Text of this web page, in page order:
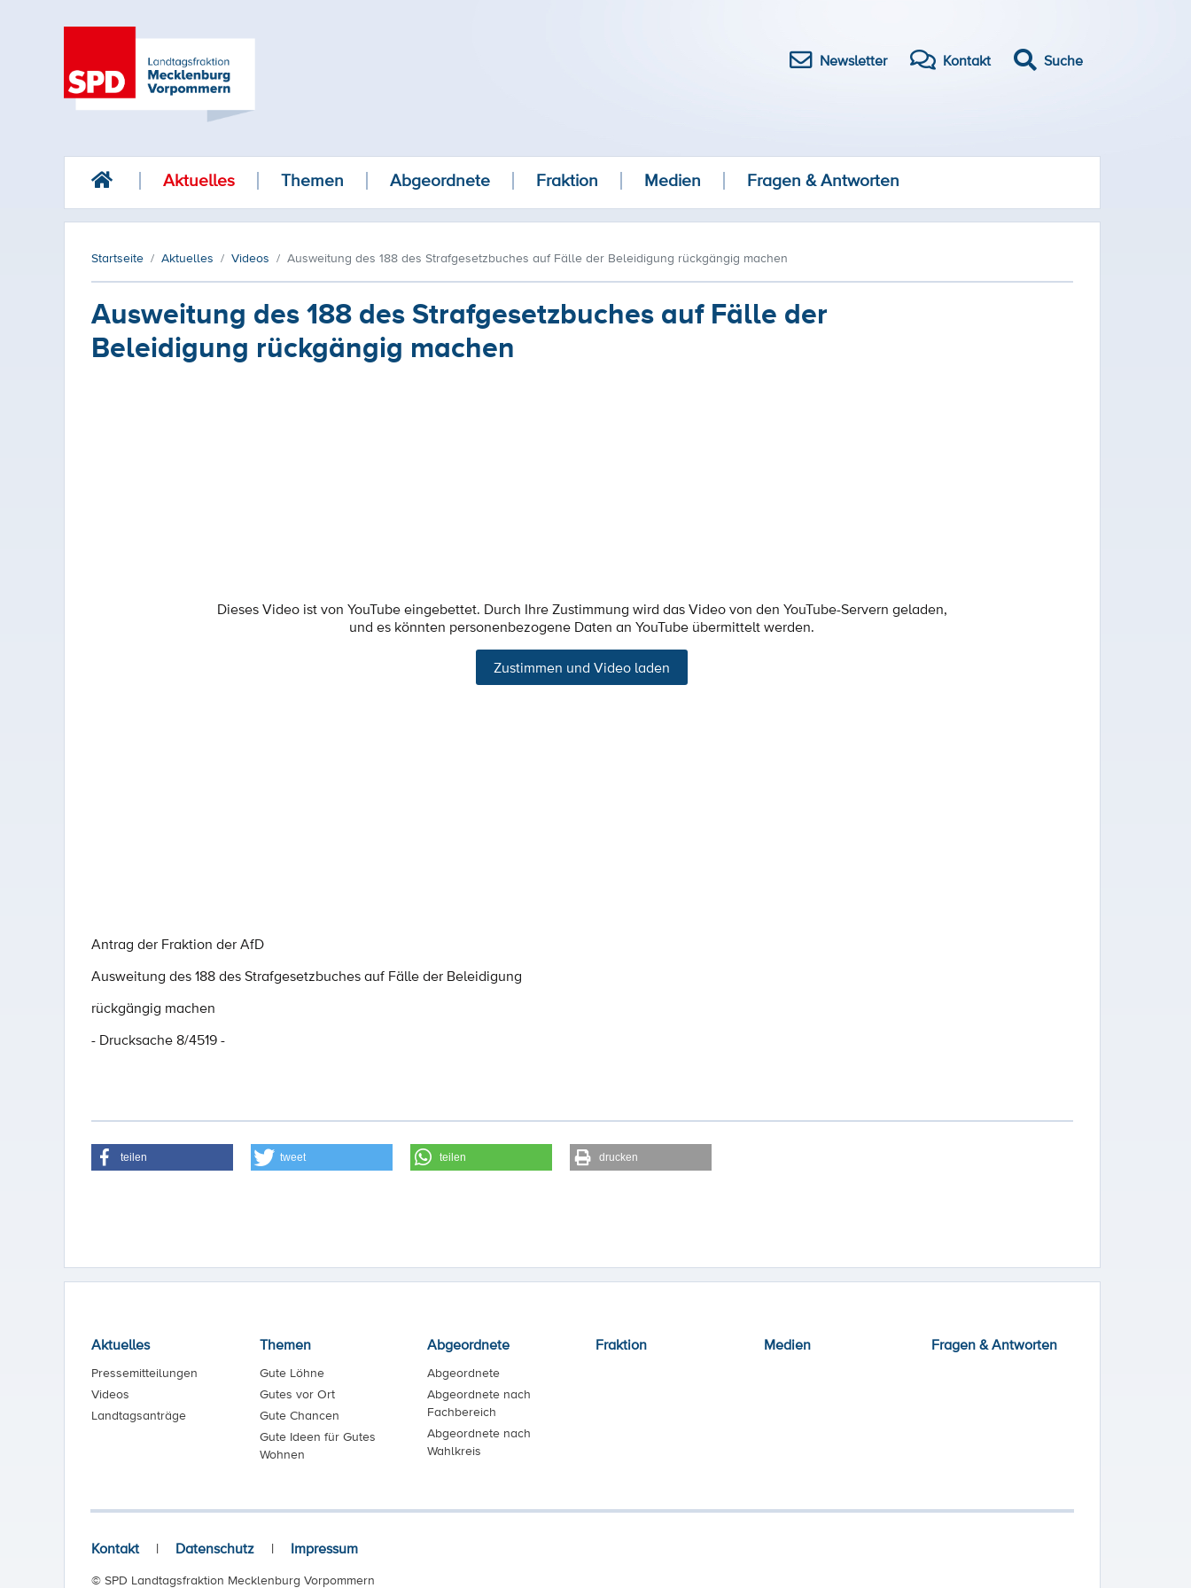
Newsletter Kontakt Suche
Aktuelles Themen Abgeordnete Fraktion Medien Fragen & Antworten
Startseite Aktuelles Videos Ausweitung des 188 des Strafgesetzbuches auf Fälle der Beleidigung rückgängig machen
Ausweitung des 188 des Strafgesetzbuches auf Fälle der
Beleidigung rückgängig machen
Dieses Video ist von YouTube eingebettet. Durch Ihre Zustimmung wird das Video von den YouTube-Servern geladen,
und es könnten personenbezogene Daten an YouTube übermittelt werden.
Zustimmen und Video laden
Antrag der Fraktion der AfD
Ausweitung des 188 des Strafgesetzbuches auf Fälle der Beleidigung
rückgängig machen
- Drucksache 8/4519 -
teilen tweet teilen drucken
Aktuelles
Pressemitteilungen
Videos
Landtagsanträge
Themen
Gute Löhne
Gutes vor Ort
Gute Chancen
Gute Ideen für Gutes
Wohnen
Abgeordnete
Abgeordnete
Abgeordnete nach
Fachbereich
Abgeordnete nach
Wahlkreis
Fraktion Medien Fragen & Antworten
Kontakt | Datenschutz | Impressum
© SPD Landtagsfraktion Mecklenburg Vorpommern